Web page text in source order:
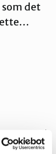
det
– Styret si
skjedd